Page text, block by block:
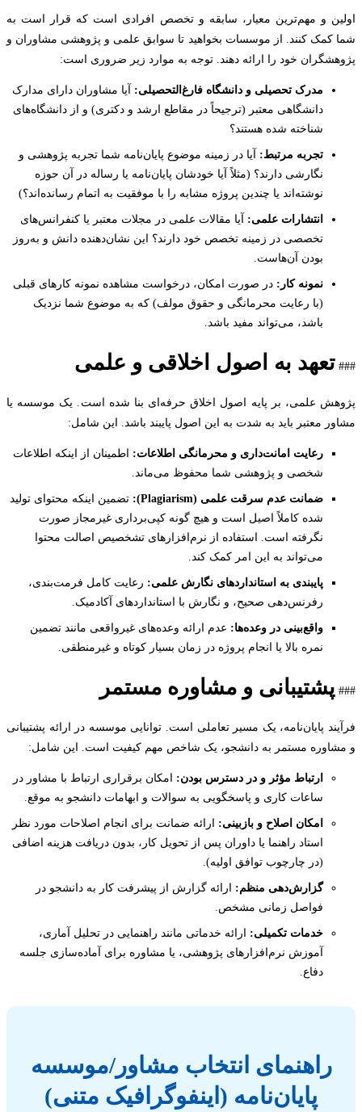
و مهم‌ترین معیار، سابقه و تخصص افرادی است که قرار است به
کنند. از موسسات بخواهید تا سوابق علمی و پژوهشی مشاوران و
خود را ارائه دهند. توجه به موارد زیر ضروری است:
مدرک تحصیلی و دانشگاه فارغ‌التحصیلی:آیا مشاوران دارای مدارک
دانشگاهی معتبر (ترجیحاً در مقاطع ارشد و دکتری) و از دانشگاه‌های
شناخته شده هستند؟
تجربه مرتبط:آیا در زمینه موضوع پایان‌نامه شما تجربه پژوهشی و
نگارشی دارند؟ (مثلاً آیا خودشان پایان‌نامه یا رساله در آن حوزه
نوشته‌اند یا چندین پروژه مشابه را با موفقیت به اتمام رسانده‌اند؟)
انتشارات علمی:آیا مقالات علمی در مجلات معتبر یا کنفرانس‌های
تخصصی در زمینه تخصص خود دارند؟ این نشان‌دهنده دانش و به‌روز
بودن آن‌هاست.
نمونه کار:در صورت امکان، درخواست مشاهده نمونه کارهای قبلی
(با رعایت محرمانگی و حقوق مولف) که به موضوع شما نزدیک
باشد، می‌تواند مفید باشد.
تعهد به اصول اخلاقی و علمی
علمی، بر پایه اصول اخلاق حرفه‌ای بنا شده است. یک موسسه یا
معتبر باید به شدت به این اصول پایبند باشد. این شامل:
رعایت امانت‌داری و محرمانگی اطلاعات:اطمینان از اینکه اطلاعات
شخصی و پژوهشی شما محفوظ می‌ماند.
ضمانت عدم سرقت علمی (Plagiarism):
تضمین اینکه محتوای تولید
شده کاملاً اصیل است و هیچ گونه کپی‌برداری غیرمجاز صورت
نگرفته است. استفاده از نرم‌افزارهای تشخصیص اصالت محتوا
می‌تواند به این امر کمک کند.
پایبندی به استانداردهای نگارش علمی:رعایت کامل فرمت‌بندی،
رفرنس‌دهی صحیح، و نگارش با استانداردهای آکادمیک.
واقع‌بینی در وعده‌ها:عدم ارائه وعده‌های غیرواقعی مانند تضمین
نمره بالا یا انجام پروژه در زمان بسیار کوتاه و غیرمنطقی.
پشتیبانی و مشاوره مستمر
پایان‌نامه، یک مسیر تعاملی است. توانایی موسسه در ارائه پشتیبانی
مستمر به دانشجو، یک شاخص مهم کیفیت است. این شامل:
ارتباط مؤثر و در دسترس بودن: امکان برقراری ارتباط با مشاور در
ساعات کاری و پاسخگویی به سوالات و ابهامات دانشجو به موقع.
امکان اصلاح و بازبینی: ارائه ضمانت برای انجام اصلاحات مورد نظر
استاد راهنما یا داوران پس از تحویل کار، بدون دریافت هزینه اضافی
(در چارچوب توافق اولیه).
گزارش‌دهی منظم:ارائه گزارش از پیشرفت کار به دانشجو در
فواصل زمانی مشخص.
خدمات تکمیلی:ارائه خدماتی مانند راهنمایی در تحلیل آماری،
آموزش نرم‌افزارهای پژوهشی، یا مشاوره برای آماده‌سازی جلسه
راهنمای انتخاب مشاور/موسسه
پایان‌نامه (اینفوگرافیک متنی)